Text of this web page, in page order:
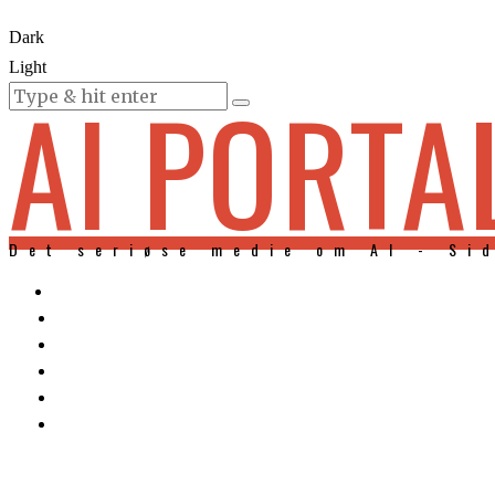
Dark
Light
KURSER
AI
Det seriøse medie om AI -